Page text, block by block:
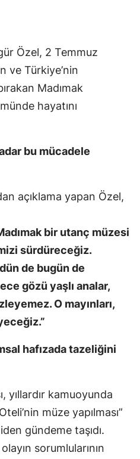
Özel, 2 Temmuz
ve Türkiye’nin
Madımak
hayatını
bu mücadele
açıklama yapan Özel,
bir utanç müzesi
sürdüreceğiz.
de bugün de
gözü yaşlı analar,
O mayınları,
hafızada tazeliğini
yıllardır kamuoyunda
müze yapılması”
gündeme taşıdı.
sorumlularının